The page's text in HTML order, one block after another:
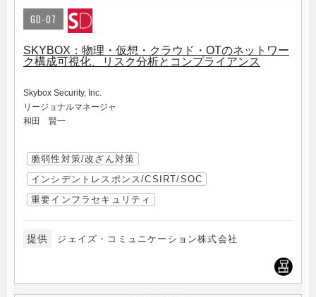
GD-07
SKYBOX：物理・仮想・クラウド・OTのネットワー
ク構成可視化、リスク分析とコンプライアンス
Skybox Security, Inc.
リージョナルマネージャ
和田 賢一
脆弱性対策/改ざん対策
インシデントレスポンス/CSIRT/SOC
重要インフラセキュリティ
提供 ジェイズ・コミュニケーション株式会社